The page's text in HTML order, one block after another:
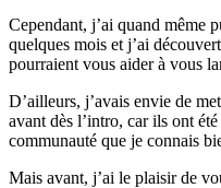
Cependant, j’ai quand même
quelques mois et j’ai
pourraient vous aider à vous
D’ailleurs, j’avais envie de
avant dès l’intro, car ils ont
communauté que je connais
Mais avant, j’ai le plaisir de